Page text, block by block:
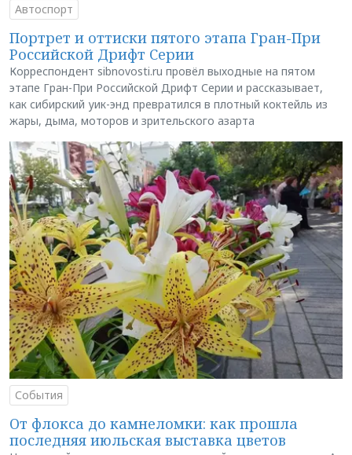
Автоспорт
Портрет и оттиски пятого этапа Гран-При
Российской Дрифт Серии
Корреспондент sibnovosti.ru провёл выходные на пятом
этапе Гран-При Российской Дрифт Серии и рассказывает,
как сибирский уик-энд превратился в плотный коктейль из
жары, дыма, моторов и зрительского азарта
События
От флокса до камнеломки: как прошла
последняя июльская выставка цветов